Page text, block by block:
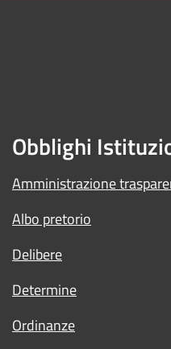
Obblighi
Amministrazione
Albo pretorio
Delibere
Determine
Ordinanze